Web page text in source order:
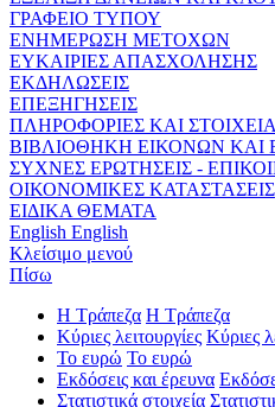
ΓΡΑΦΕΙΟ ΤΥΠΟΥ
ΕΝΗΜΕΡΩΣΗ ΜΕΤΟΧΩΝ
ΕΥΚΑΙΡΙΕΣ ΑΠΑΣΧΟΛΗΣΗΣ
ΕΚΔΗΛΩΣΕΙΣ
ΕΠΕΞΗΓΗΣΕΙΣ
ΠΛΗΡΟΦΟΡΙΕΣ ΚΑΙ
ΒΙΒΛΙΟΘΗΚΗ ΕΙΚΟΝΩΝ ΚΑΙ
ΣΥΧΝΕΣ ΕΡΩΤΗΣΕΙΣ -
ΟΙΚΟΝΟΜΙΚΕΣ ΚΑΤΑΣΤΑΣΕΙΣ
ΕΙΔΙΚΑ ΘΕΜΑΤΑ
English English
Κλείσιμο μενού
Πίσω
Η Τράπεζα Η Τράπεζα
Κύριες λειτουργίες Κύριες
Το ευρώ Το ευρώ
Εκδόσεις και έρευνα
Στατιστικά στοιχεία